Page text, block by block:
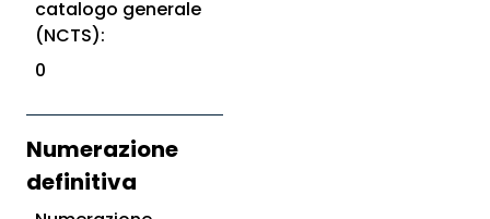
catalogo generale
(NCTS):
0
Numerazione
definitiva